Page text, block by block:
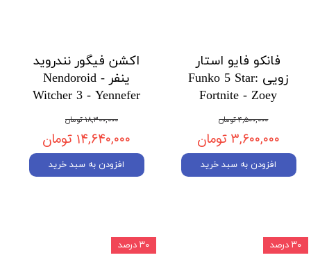
فانکو فایو استار
زویی Funko 5 Star:
Fortnite - Zoey
۴,۵۰۰,۰۰۰ تومان
۳,۶۰۰,۰۰۰ تومان
افزودن به سبد خرید
اکشن فیگور نندروید
ینفر Nendoroid -
Witcher 3 - Yennefer
۱۸,۳۰۰,۰۰۰ تومان
۱۴,۶۴۰,۰۰۰ تومان
افزودن به سبد خرید
۳۰ درصد ۳۰ درصد